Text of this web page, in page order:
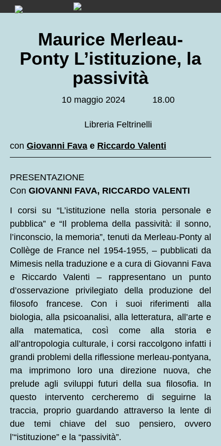
Skip
Maurice Merleau-
Ponty L’istituzione, la
passività
10 maggio 2024 18.00
Libreria Feltrinelli
con Giovanni Fava e Riccardo Valenti
PRESENTAZIONE
Con GIOVANNI FAVA, RICCARDO VALENTI
I corsi su “L’istituzione nella storia personale e
pubblica” e “Il problema della passività: il sonno,
l’inconscio, la memoria”, tenuti da Merleau-Ponty al
Collège de France nel 1954-1955, – pubblicati da
Mimesis nella traduzione e a cura di Giovanni Fava
e Riccardo Valenti – rappresentano un punto
d’osservazione privilegiato della produzione del
filosofo francese. Con i suoi riferimenti alla
biologia, alla psicoanalisi, alla letteratura, all’arte e
alla matematica, così come alla storia e
all’antropologia culturale, i corsi raccolgono infatti i
grandi problemi della riflessione merleau-pontyana,
ma imprimono loro una direzione nuova, che
prelude agli sviluppi futuri della sua filosofia. In
questo intervento cercheremo di seguirne la
traccia, proprio guardando attraverso la lente di
due temi chiave del suo pensiero, ovvero
l’“istituzione” e la “passività”.